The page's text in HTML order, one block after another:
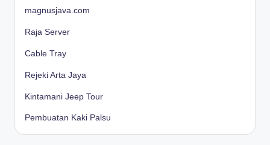
magnusjava.com
Raja Server
Cable Tray
Rejeki Arta Jaya
Kintamani Jeep Tour
Pembuatan Kaki Palsu